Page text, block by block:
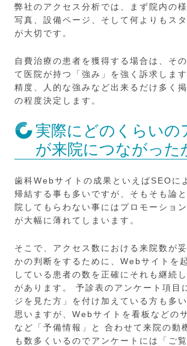
弊社のアクセス分析では、まず院内の
写真、設備ページ、そして何よりもス
が大切です。
自費治療の患者を獲得する場合は、そ
て医院が持つ「強み」を強く訴求しま
精度、人的な強みなど出来るだけ多く
の程度決定します。
実際にどのくらいの
が来院につながった
歯科Webサイトの成果といえばSEOに
帰結する事も多いですが、そもそも論
院してもらわない事にはプロモーショ
が大幅に薄れてしまいます。
そこで、アクセス数における来院数が
かの判断をするために、Webサイトを
している患者の数を正確にそれも継続
があります。 予診表のアンケート項目
ジを見た方」を付け加えている方も多
思いますが、Webサイトを看板などの
など「予備情報」と 合わせて来院の動
も数多くいるのでアンケートには「ご